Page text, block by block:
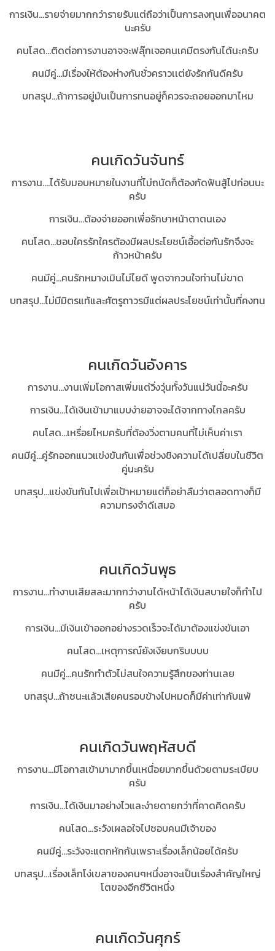
การเงิน...รายจ่ายมากกว่ารายรับแต่ถือว่าเป็นการลงทุนเพื่ออนาคต
นะครับ
คนโสด...ติดต่อการงานอาจจะฟลุ๊กเจอคนเคมีตรงกันได้นะครับ
คนมีคู่…มีเรื่องให้ต้องห่างกันชั่วคราวเเต่ยังรักกันดีครับ
บทสรุป...ถ้าการอยู่มันเป็นการทนอยู่ก็ควรจะถอยออกมาไหม
คนเกิดวันจันทร์
การงาน....ได้รับมอบหมายในงานที่ไม่ถนัดก็ต้องกัดฟันสู้ไปก่อนนะ
ครับ
การเงิน...ต้องจ่ายออกเพื่อรักษาหน้าตาตนเอง
คนโสด...ชอบใครรักใครต้องมีผลประโยชน์เอื้อต่อกันรักจึงจะ
ก้าวหน้าครับ
คนมีคู่…คนรักหมางเมินไม่ไยดี พูดจากวนใจท่านไม่ขาด
บทสรุป...ไม่มีมิตรแท้และศัตรูถาวรมีแต่ผลประโยชน์เท่านั้นที่คงทน
คนเกิดวันอังคาร
การงาน...งานเพิ่มโอกาสเพิ่มแต่วิ่งวุ่นทั้งวันแน่วันนี้อะครับ
การเงิน...ได้เงินเข้ามาแบบง่ายอาจจะได้จากทางไกลครับ
คนโสด...เหรื่อยไหมครับที่ต้องวิ่งตามคนที่ไม่เห็นค่าเรา
คนมีคู่...คู่รักออกแนวแข่งขันกันเพื่อช่วงชิงความได้เปลี่ยบในชีวิต
คู่นะครับ
บทสรุป...แข่งขันกันไปเพื่อเป้าหมายแต่ก็อย่าลืมว่าตลอดทางก็มี
ความทรงจำดีเสมอ
คนเกิดวันพุธ
การงาน...ทำงานเสียสละมากกว่างานได้หน้าได้เงินสบายใจก็ทำไป
ครับ
การเงิน...มีเงินเข้าออกอย่างรวดเร็วจะได้มาต้องแข่งขันเอา
คนโสด...เหตุการณ์ยังเงียบกริบบบบ
คนมีคู่...คนรักทำตัวไม่สนใจความรู้สึกของท่านเลย
บทสรุป...ถ้าชนะแล้วเสียคนรอบข้างไปหมดก็มีค่าเท่ากับแพ้
คนเกิดวันพฤหัสบดี
การงาน...มีโอกาสเข้ามามากขึ้นเหนื่อยมากขึ้นด้วยตามระเบียบ
ครับ
การเงิน...ได้เงินมาอย่างไวและง่ายดายกว่าที่คาดคิดครับ
คนโสด...ระวังเผลอใจไปชอบคนมีเจ้าของ
คนมีคู่...ระวังจะแตกหักกันเพราะเรื่องเล็กน้อยได้ครับ
บทสรุป...เรื่องเล็กโง่เขลาของคนๆหนึ่งอาจะเป็นเรื่องสำคัญใหญ่
โตของอีกชีวิตหนึ่ง
คนเกิดวันศุกร์